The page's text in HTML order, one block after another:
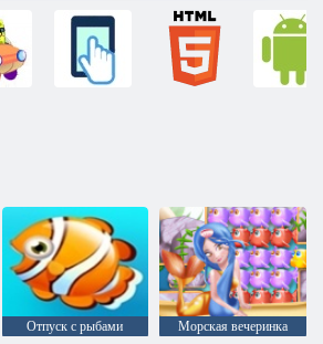
Отпуск с рыбами Морская вечеринка